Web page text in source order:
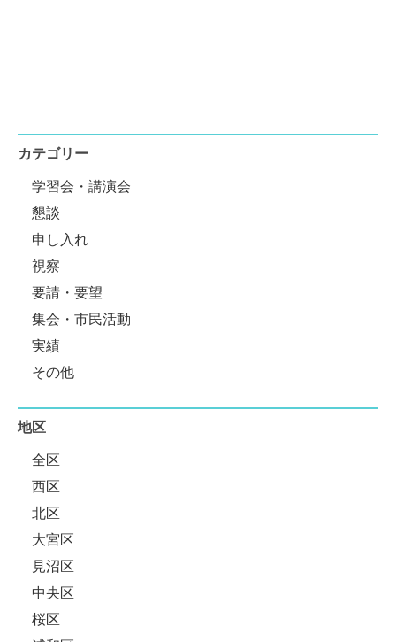
カテゴリー
学習会・講演会
懇談
申し入れ
視察
要請・要望
集会・市民活動
実績
その他
地区
全区
西区
北区
大宮区
見沼区
中央区
桜区